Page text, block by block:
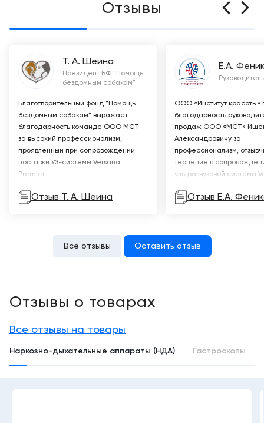
Отзывы
Т. А. Шеина
Президент БФ "Помощь
бездомным собакам"
Благотворительный фонд "Помощь
бездомным собакам" выражает
благодарность команде ООО МСТ
за высокий профессионализм,
проявленный при сопровождении
поставки УЗ-системы Versana
Premier.
Отзыв Т. А. Шеина
Е.А.
ООО «Институт красоты»
благодарность
продаж ООО «МСТ»
Александровичу за
профессионализм,
терпение в
ультразвуковой системы
Отзыв Е.А.
Все отзывы Оставить отзыв
Отзывы о товарах
Все отзывы на товары
Наркозно-дыхательные аппараты (НДА) Гастроскопы